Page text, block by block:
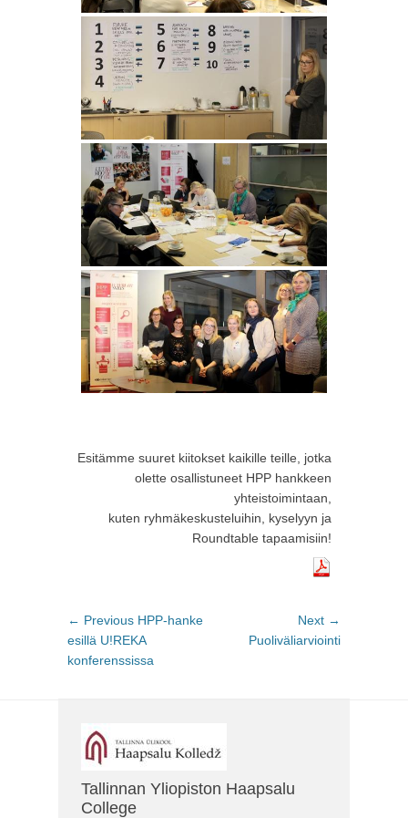
Esitämme suuret kiitokset kaikille teille, jotka
olette osallistuneet HPP hankkeen
yhteistoimintaan,
kuten ryhmäkeskusteluihin, kyselyyn ja
Roundtable tapaamisiin!
Post
navigation
← Previous Previous
post:
HPP-hanke
esillä U!REKA
konferenssissa
Next →
Puoliväliarviointi
Tallinnan Yliopiston Haapsalu
College